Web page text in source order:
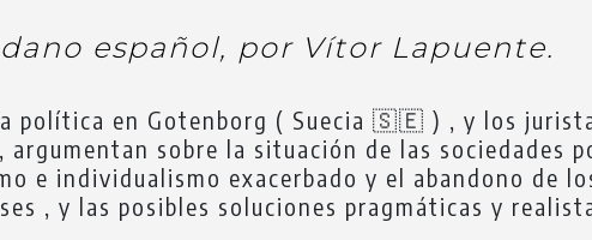
español, por Vítor Lapuente.
política en Gotenborg ( Suecia 🇸🇪 ) , y los
sobre la situación de las sociedades
e individualismo exacerbado y el abandono de
, y las posibles soluciones pragmáticas y